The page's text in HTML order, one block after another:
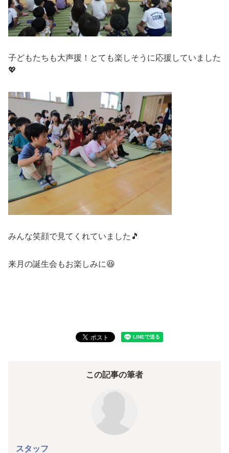
子どもたちも大声援！とても楽しそうに応援していました
💖
みんな笑顔で見てくれていました🎵
来月の誕生会もお楽しみに😆
この記事の筆者
スタッフ